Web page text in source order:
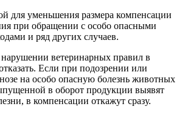
для уменьшения размера компенсации
при обращении с особо опасными
и ряд других случаев.
ветеринарных правил в
Если при подозрении или
на особо опасную болезнь животных
в оборот продукции выявят
в компенсации откажут сразу.